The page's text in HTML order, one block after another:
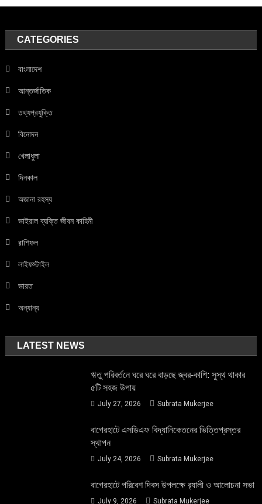
CATEGORIES
বাংলাদেশ
আন্তর্জাতিক
তথ্যপ্রযুক্তি
বিনোদন
খেলাধুলা
দিনকাল
অজানা রহস্য
ভাইরাল ব্যক্তি জীবন কাহিনী
রাশিফল
লাইফস্টাইল
ভারত
অন্যান্য
LATEST NEWS
ঋতু পরিবর্তনে ঘরে ঘরে বাড়ছে জ্বর-কাশি: সুস্থ থাকার
৫টি সহজ উপায়
July 27, 2026 Subrata Mukerjee
বাগেরহাটে এসডিএফ বিদ্যানিকেতনের ভিত্তিপ্রস্তর
স্থাপন
July 24, 2026 Subrata Mukerjee
বাগেরহাটে পরিবেশ দিবস উপলক্ষে র‌্যালী ও আলোচনা সভা
July 9, 2026 Subrata Mukerjee